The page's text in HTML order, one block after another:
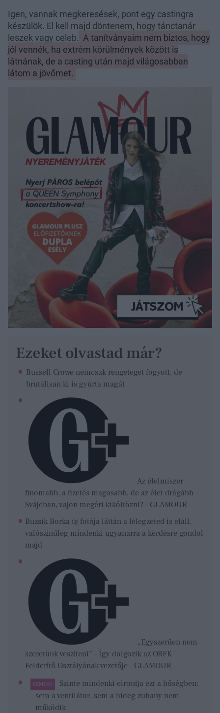
Igen, vannak megkeresések, pont egy castingra
készülök. El kell majd döntenem, hogy tánctanár
leszek vagy celeb. A tanítványaim nem biztos, hogy
jól vennék, ha extrém körülmények között is
látnának, de a casting után majd világosabban
látom a jövőmet.
Ezeket olvastad már?
Russell Crowe nemcsak rengeteget fogyott, de
brutálisan ki is gyúrta magát
Az élelmiszer
finomabb, a fizetés magasabb, de az élet drágább
Svájcban, vajon megéri kiköltözni? - GLAMOUR
Buzsik Borka új fotója láttán a lélegzeted is eláll,
valószínűleg mindenki ugyanarra a kérdésre gondol
majd
„Egyszerűen nem
szeretünk veszíteni” - Így dolgozik az ORFK
Felderítő Osztályának vezetője - GLAMOUR
FEMINA
Szinte mindenki elrontja ezt a hőségben:
sem a ventilátor, sem a hideg zuhany nem
működik